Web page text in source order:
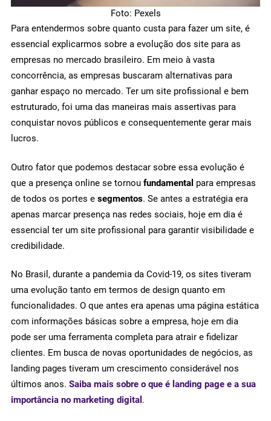
Foto: Pexels
Para entendermos sobre quanto custa para fazer um site, é
essencial explicarmos sobre a evolução dos site para as
empresas no mercado brasileiro. Em meio à vasta
concorrência, as empresas buscaram alternativas para
ganhar espaço no mercado. Ter um site profissional e bem
estruturado, foi uma das maneiras mais assertivas para
conquistar novos públicos e consequentemente gerar mais
lucros.
Outro fator que podemos destacar sobre essa evolução é
que a presença online se tornou fundamental para empresas
de todos os portes e segmentos. Se antes a estratégia era
apenas marcar presença nas redes sociais, hoje em dia é
essencial ter um site profissional para garantir visibilidade e
credibilidade.
No Brasil, durante a pandemia da Covid-19, os sites tiveram
uma evolução tanto em termos de design quanto em
funcionalidades. O que antes era apenas uma página estática
com informações básicas sobre a empresa, hoje em dia
pode ser uma ferramenta completa para atrair e fidelizar
clientes. Em busca de novas oportunidades de negócios, as
landing pages tiveram um crescimento considerável nos
últimos anos. Saiba mais sobre o que é landing page e a sua
importância no marketing digital .